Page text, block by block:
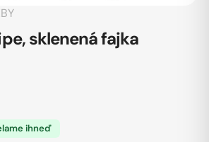
sklenená fajka
ihneď